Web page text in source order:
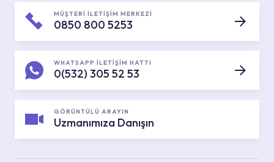
MÜŞTERİ İLETİŞİM MERKEZİ
0850 800 5253
WHATSAPP İLETİŞİM HATTI
0(532) 305 52 53
GÖRÜNTÜLÜ ARAYIN
Uzmanımıza Danışın